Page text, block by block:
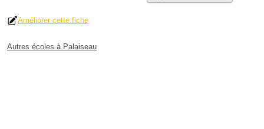
Améliorer cette fiche
Autres écoles à Palaiseau